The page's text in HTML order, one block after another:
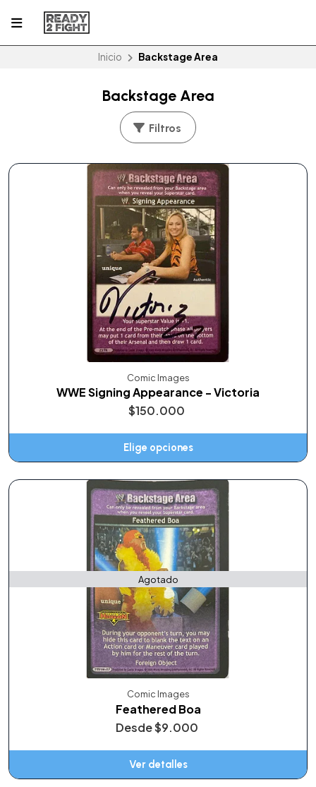
Inicio Backstage Area
Backstage Area
Filtros
Comic Images
WWE Signing Appearance - Victoria
$150.000
Elige opciones
Agotado
Comic Images
Feathered Boa
Desde$9.000
Ver detalles